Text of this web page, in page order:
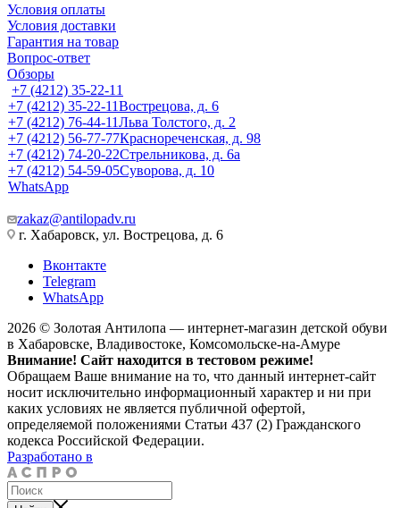
Условия оплаты
Условия доставки
Гарантия на товар
Вопрос-ответ
Обзоры
+7 (4212) 35-22-11
+7 (4212) 35-22-11Вострецова, д. 6
+7 (4212) 76-44-11Льва Толстого, д. 2
+7 (4212) 56-77-77Краснореченская, д. 98
+7 (4212) 74-20-22Стрельникова, д. 6а
+7 (4212) 54-59-05Суворова, д. 10
WhatsApp
zakaz@antilopadv.ru
г. Хабаровск, ул. Вострецова, д. 6
Вконтакте
Telegram
WhatsApp
2026 © Золотая Антилопа — интернет-магазин детской обуви
в Хабаровске, Владивостоке, Комсомольске-на-Амуре
Внимание! Сайт находится в тестовом режиме!
Обращаем Ваше внимание на то, что данный интернет-сайт
носит исключительно информационный характер и ни при
каких условиях не является публичной офертой,
определяемой положениями Статьи 437 (2) Гражданского
кодекса Российской Федерации.
Разработано в